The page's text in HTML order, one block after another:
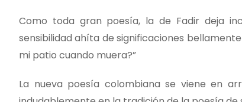
Como toda gran poesía, la de Fadir deja
sensibilidad ahíta de significaciones
mi patio cuando muera?”
La nueva poesía colombiana se viene en